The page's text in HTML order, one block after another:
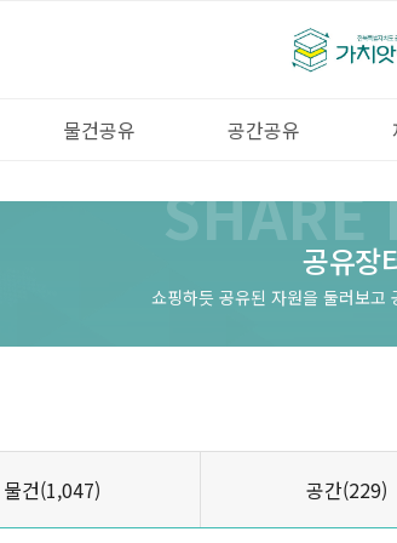
물건공유 공간공유
SHARE
공유장
쇼핑하듯 공유된 자원을 둘러보고
물건(1,047) 공간(229)